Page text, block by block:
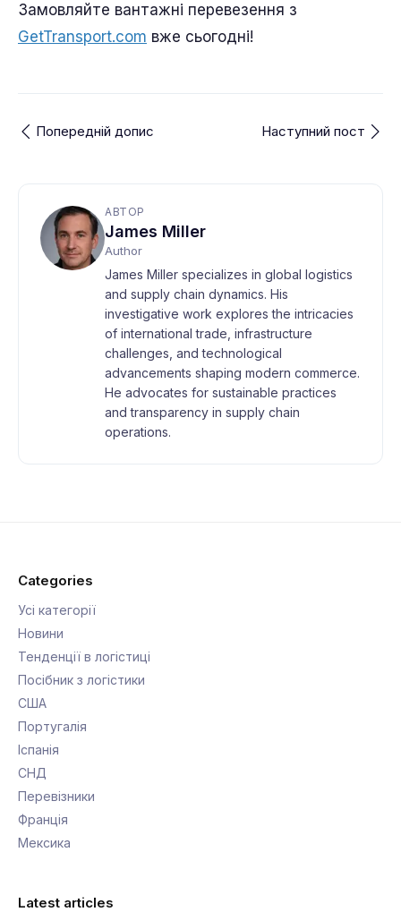
Замовляйте вантажні перевезення з
GetTransport.com вже сьогодні!
Попередній допис Наступний пост
АВТОР
James Miller
Author
James Miller specializes in global logistics
and supply chain dynamics. His
investigative work explores the intricacies
of international trade, infrastructure
challenges, and technological
advancements shaping modern commerce.
He advocates for sustainable practices
and transparency in supply chain
operations.
Categories
Усі категорії
Новини
Тенденції в логістиці
Посібник з логістики
США
Португалія
Іспанія
СНД
Перевізники
Франція
Мексика
Latest articles